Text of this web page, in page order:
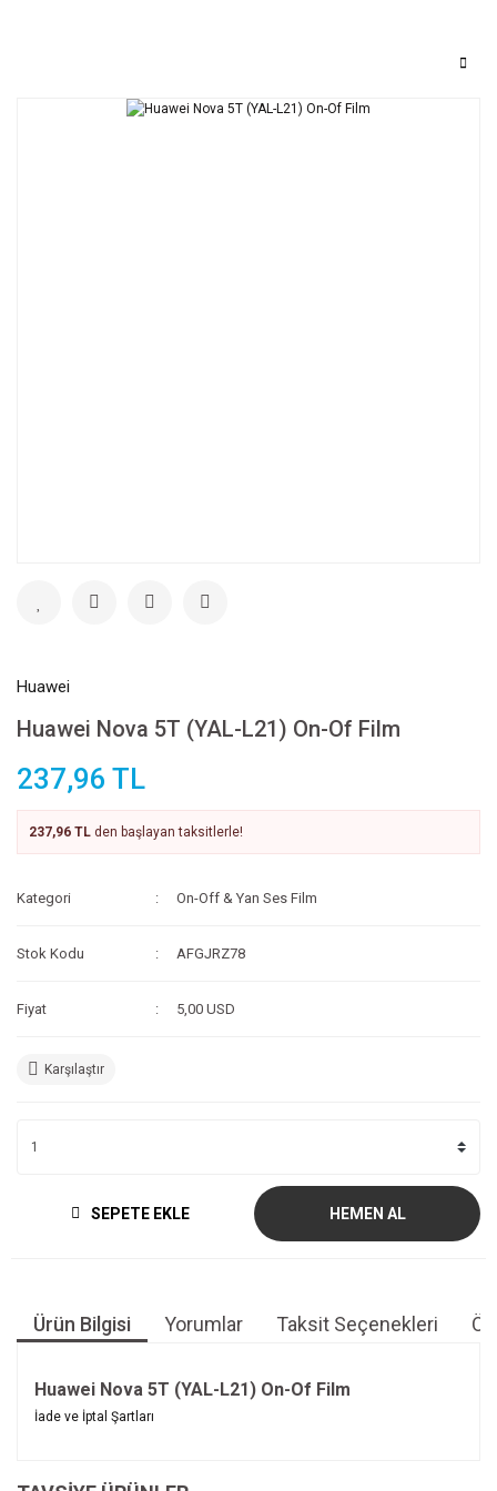
Huawei
Huawei Nova 5T (YAL-L21) On-Of Film
237,96 TL
237,96 TL den başlayan taksitlerle!
Kategori On-Off & Yan Ses Film
Stok Kodu AFGJRZ78
Fiyat 5,00 USD
Karşılaştır
SEPETE EKLE HEMEN AL
Ürün Bilgisi Yorumlar Taksit Seçenekleri
Huawei Nova 5T (YAL-L21) On-Of Film
Bu ürünün fiyat bilgisi, resim, ürün açıklamalarında ve diğer
Görüş ve önerileriniz için teşekkür ederiz.
İade ve İptal Şartları